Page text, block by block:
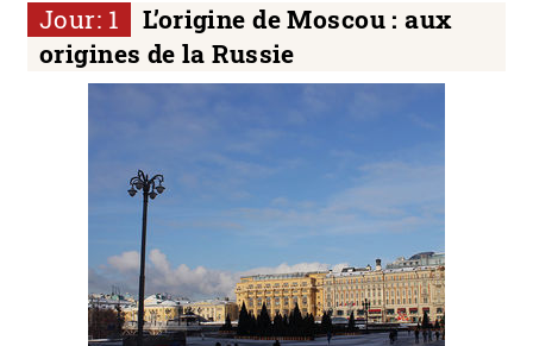
Jour: 1
L’origine de Moscou : aux
origines de la Russie